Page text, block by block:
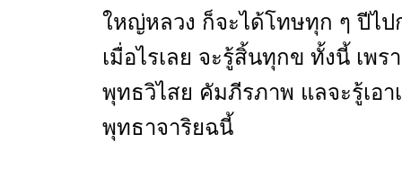
ใหญ่หลวง ก็จะได้โทษทุก ๆ ปีไป
เมื่อไรเลย จะรู้สิ้นทุกข ทั้งนี้ เพ
พุทธวิไสย คัมภีรภาพ แลจะรู้เอ
พุทธาจาริยฉนี้